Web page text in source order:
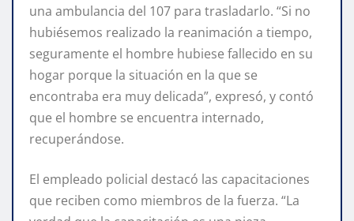
una ambulancia del 107 para trasladarlo. “Si no
hubiésemos realizado la reanimación a tiempo,
seguramente el hombre hubiese fallecido en su
hogar porque la situación en la que se
encontraba era muy delicada”, expresó, y contó
que el hombre se encuentra internado,
recuperándose.
El empleado policial destacó las capacitaciones
que reciben como miembros de la fuerza. “La